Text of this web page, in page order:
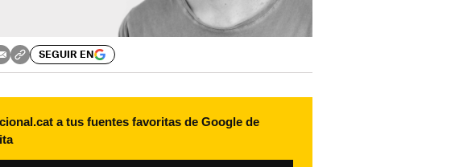
SEGUIR EN
a tus fuentes favoritas de Google de